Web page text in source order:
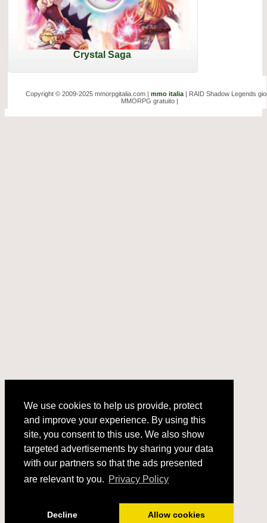
and improve your experience. By using this
site, you consent to this use. We also show
targeted advertisements by sharing your data
with our partners so that the ads presented
are relevant to you. Privacy Policy
We use cookies to help us provide, protect
and improve your experience. By using this
site, you consent to this use. We also show
targeted advertisements by sharing your data
with our partners so that the ads presented
are relevant to you. Privacy Policy
Decline Allow cookies
Crystal Saga
Copyright © 2009-2025 mmorpgitalia.com | mmo italia | RAID Shadow Legends
MMORPG gratuito |